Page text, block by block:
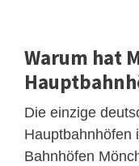
Warum hat
Die einzige
Hauptbahnhöfen
Bahnhöfen